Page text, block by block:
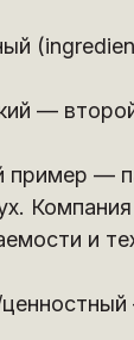
—
пример —
и